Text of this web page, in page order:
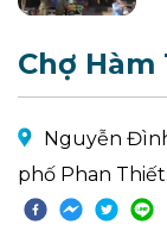
Chợ Hàm
Nguyễn
phố Phan